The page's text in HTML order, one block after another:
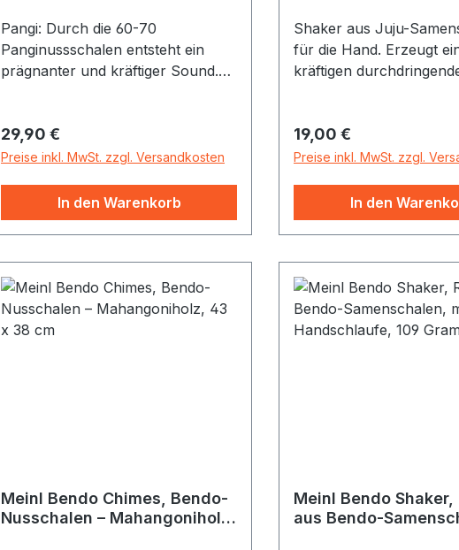
Pangi: Durch die 60-70
Panginussschalen entsteht ein
prägnanter und kräftiger Sound.
aufgefädelt.
Regulärer Preis:
29,90 €
Preise inkl. MwSt. zzgl. Versandkosten
In den Warenkorb
Shaker aus Juju-
für die Hand. Erzeugt
kräftigen
Regulärer Preis:
19,00 €
Preise inkl. MwSt. zzgl.
In den
Meinl Bendo Chimes, Bendo-
Nusschalen – Mahangoniholz,
Meinl Bendo Shaker,
aus Bendo-